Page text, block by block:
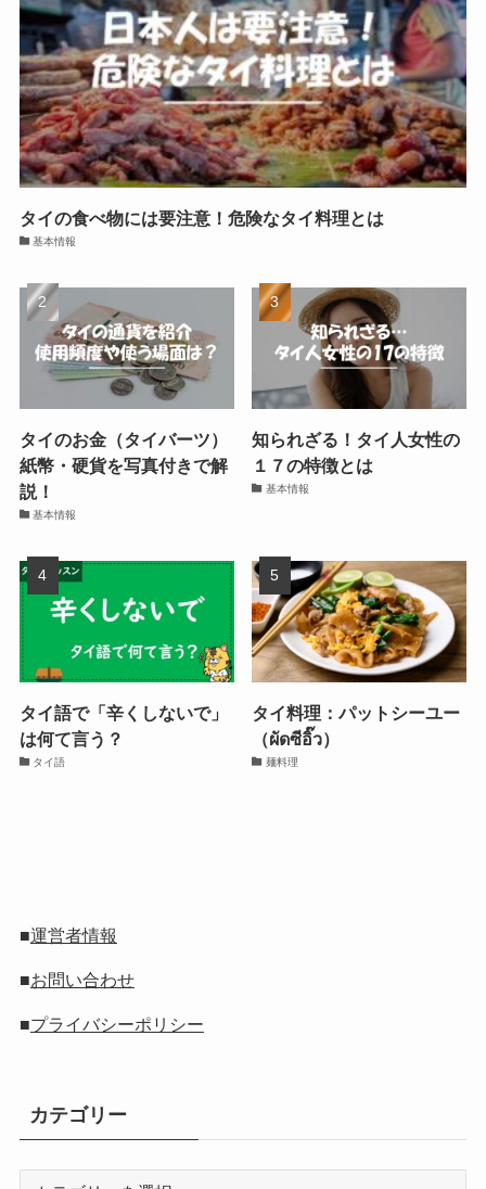
タイの食べ物には要注意！危険なタイ料理とは
基本情報
タイのお金（タイバーツ）
紙幣・硬貨を写真付きで解
説！
基本情報
知られざる！タイ人女性の
１７の特徴とは
基本情報
タイ語で「辛くしないで」
は何て言う？
タイ語
タイ料理：パットシーユー
（ผัดซีอิ๊ว）
麺料理
■運営者情報
■お問い合わせ
■プライバシーポリシー
カテゴリー